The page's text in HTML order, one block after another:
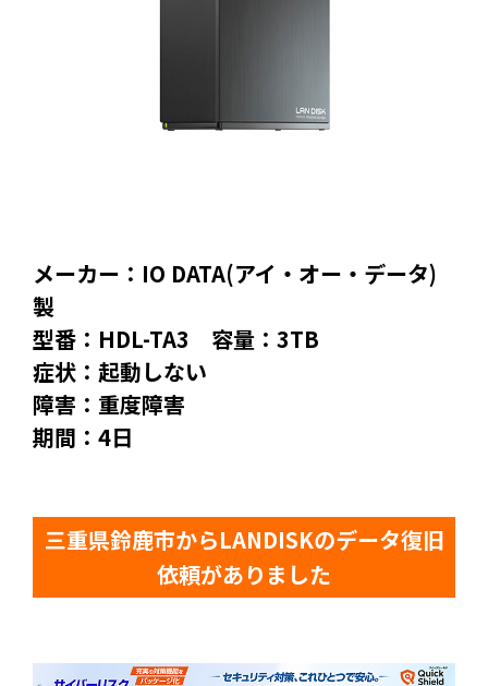
メーカー：IO DATA(アイ・オー・データ)
製
型番：HDL-TA3 容量：3TB
症状：起動しない
障害：重度障害
期間：4日
三重県鈴鹿市からLANDISKのデータ復旧
依頼がありました